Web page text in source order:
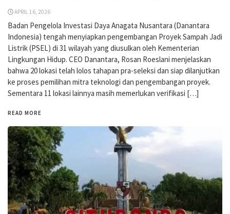
APRIL 16, 2026
Badan Pengelola Investasi Daya Anagata Nusantara (Danantara
Indonesia) tengah menyiapkan pengembangan Proyek Sampah Jadi
Listrik (PSEL) di 31 wilayah yang diusulkan oleh Kementerian
Lingkungan Hidup. CEO Danantara, Rosan Roeslani menjelaskan
bahwa 20 lokasi telah lolos tahapan pra-seleksi dan siap dilanjutkan
ke proses pemilihan mitra teknologi dan pengembangan proyek.
Sementara 11 lokasi lainnya masih memerlukan verifikasi […]
READ MORE